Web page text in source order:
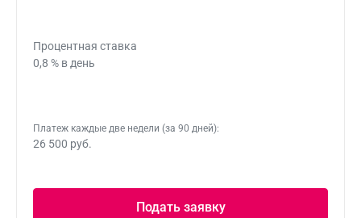
Процентная ставка
0,8 % в день
Платеж каждые две недели (за 90 дней):
26 500 руб.
Подать заявку